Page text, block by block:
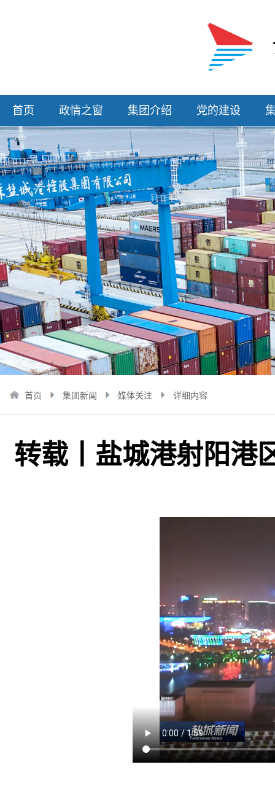
首页 政情之窗 集团介绍 党的建设
首页 集团新闻 媒体关注 详细内容
转载丨盐城港射阳港